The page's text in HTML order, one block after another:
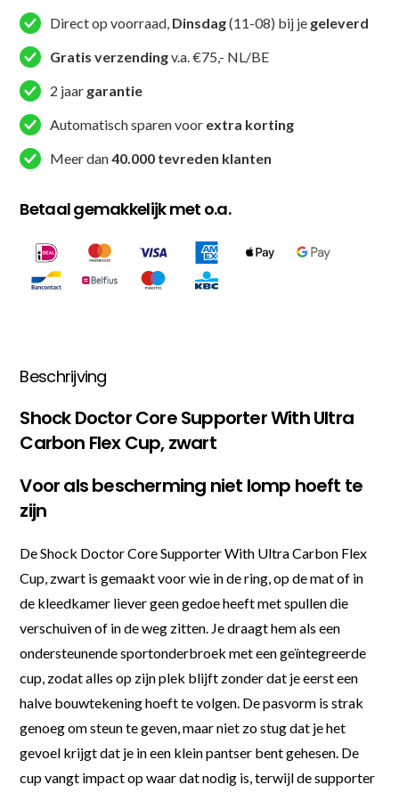
Direct op voorraad, Dinsdag(11-08) bij je geleverd
Gratis verzendingv.a. €75,- NL/BE
2 jaar garantie
Automatisch sparen voor extra korting
Meer dan40.000 tevreden klanten
Betaal gemakkelijk met o.a.
Beschrijving
Shock Doctor Core Supporter With Ultra
Carbon Flex Cup, zwart
Voor als bescherming niet lomp hoeft te
zijn
De Shock Doctor Core Supporter With Ultra Carbon Flex
Cup, zwart is gemaakt voor wie in de ring, op de mat of in
de kleedkamer liever geen gedoe heeft met spullen die
verschuiven of in de weg zitten. Je draagt hem als een
ondersteunende sportonderbroek met een geïntegreerde
cup, zodat alles op zijn plek blijft zonder dat je eerst een
halve bouwtekening hoeft te volgen. De pasvorm is strak
genoeg om steun te geven, maar niet zo stug dat je het
gevoel krijgt dat je in een klein pantser bent gehesen. De
cup vangt impact op waar dat nodig is, terwijl de supporter